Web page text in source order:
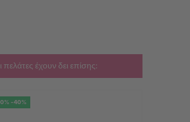
πελάτες έχουν δει επίσης:
-40%